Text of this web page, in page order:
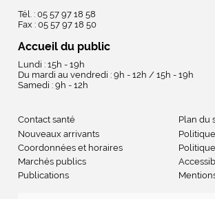
Tél. : 05 57 97 18 58
Fax : 05 57 97 18 50
Accueil du public
Lundi : 15h - 19h
Du mardi au vendredi : 9h - 12h / 15h - 19h
Samedi : 9h - 12h
Contact santé
Nouveaux arrivants
Coordonnées et horaires
Marchés publics
Publications
Plan du